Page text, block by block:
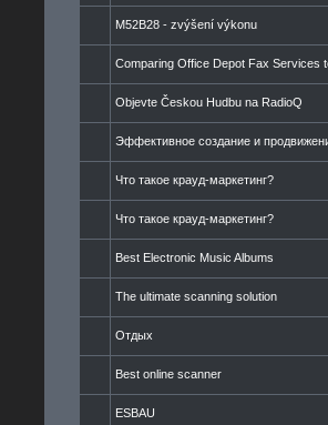
M52B28 - zvýšení výkonu
Comparing Office Depot Fax Services
Objevte Českou Hudbu na RadioQ
Эффективное создание и
Что такое крауд-маркетинг?
Что такое крауд-маркетинг?
Best Electronic Music Albums
The ultimate scanning solution
Отдых
Best online scanner
ESBAU